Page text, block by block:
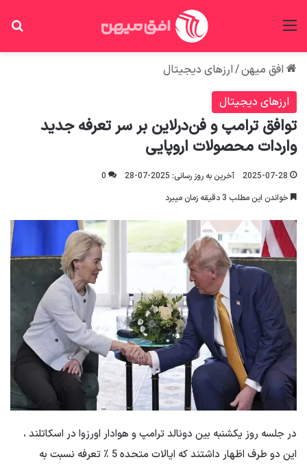
افق میهن/ارزهای دیجیتال
ارزهای دیجیتال
توافق ترامپ و فن‌درلاین بر سر تعرفه جدید
واردات محصولات اروپایی
2025-07-28 آخرین به روز رسانی: 2025-07-28
0
خواندن این مطلب 3 دقیقه زمان میبرد
در جلسه روز یکشنبه بین دونالد ترامپ و هوادار اورزوا در اسکاتلند ،
این دو طرف اظهار داشتند که ایالات متحده 5 ٪ تعرفه نسبت به